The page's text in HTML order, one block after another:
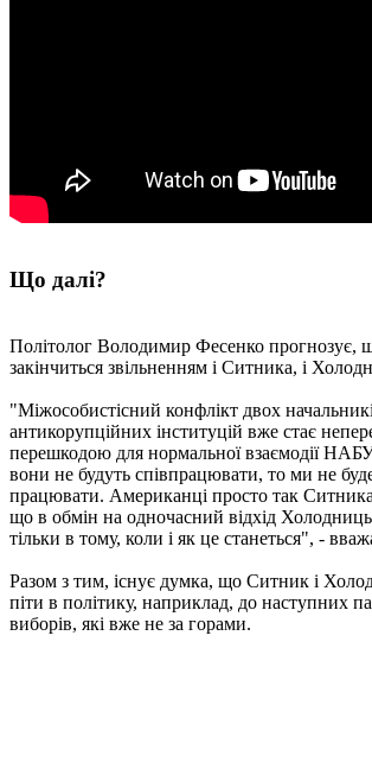
Що далі?
Політолог Володимир Фесенко прогнозує,
закінчиться звільненням і Ситника, і
"Міжособистісний конфлікт двох
антикорупційних інституцій вже стає
перешкодою для нормальної взаємодії
вони не будуть співпрацювати, то ми не
працювати. Американці просто так Ситника
що в обмін на одночасний відхід
тільки в тому, коли і як це станеться", -
Разом з тим, існує думка, що Ситник і
піти в політику, наприклад, до наступних
виборів, які вже не за горами.